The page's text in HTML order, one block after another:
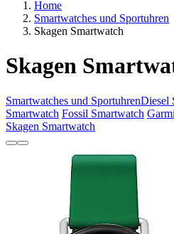
Home
Smartwatches und Sportuhren
Skagen Smartwatch
Skagen
Smartwatches und SportuhrenDiesel
Smartwatch Fossil Smartwatch
Skagen Smartwatch